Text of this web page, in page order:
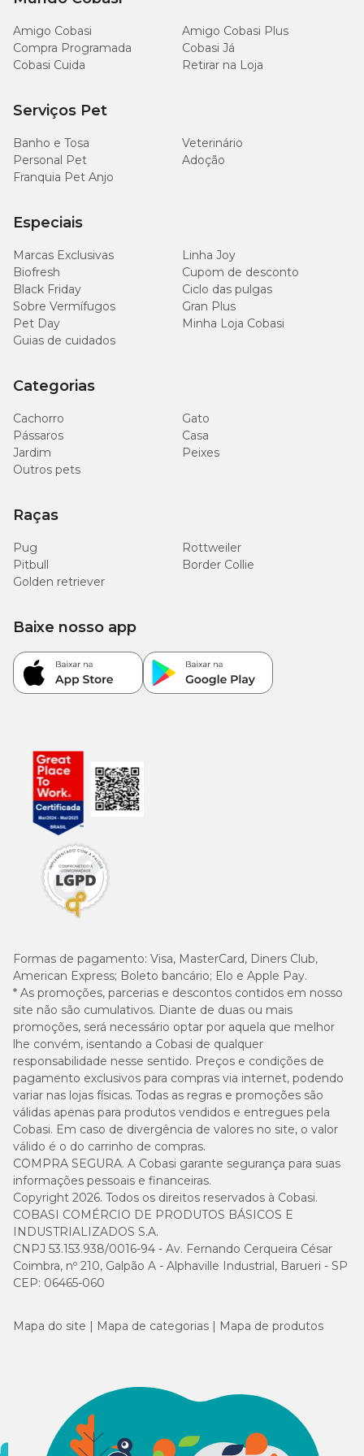
Extrato Etéreo (mín.)
110 g/kg
Matéria Mineral (máx.)
Cálcio (máx.)
(2,20%)
Sódio (mín.)
Ômega 6 (mín.)
Mananoligossacarídeo (MOS) (mín.)
(10,00%)
Energia Metabolizável 4.200kcal/kg
Enriquecimento mínimo por kg
Vitamina A 10.000UI, vitamina D3 750UI, vitamina E 75UI,
vitamina K3 0,5mg, vitamina B1 2mg, vitamina B2 5mg,
vitamina B6 1,5mg, vitamina B12 15mcg, niacina 15mg, colina
1.250mg, ácido fólico 0,3mg, biotina 0,3mg, ácido pantotênico
7mg, cobre 7mg, ferro 40mg, iodo 0,75mg, manganês total
10mg, zinco total 88mg, selênio total 0,12mg.
Peso
Atividade
Física
Moderada
Atividade
Física
Alta
15 kg 245 g
20 kg 305 g 400 g
25 kg 470 g
30 kg 415 g 540 g
35 kg 465 g 605 g
40 kg 515 g 670 g
45 kg
+50 kg 605 g 790 g
Guia para troca de ração
Caso haja necessidade em inserir uma nova ração para seu pet, é
Amigo Cobasi
Amigo Cobasi Plus
Compra Programada
Cobasi Já
Cobasi Cuida
Retirar na Loja
Serviços Pet
Banho e Tosa
Veterinário
Personal Pet
Adoção
Franquia Pet Anjo
Especiais
Marcas Exclusivas
Linha Joy
Biofresh
Cupom de desconto
Black Friday
Ciclo das pulgas
Sobre Vermífugos
Gran Plus
Pet Day
Minha Loja Cobasi
Guias de cuidados
Categorias
Cachorro
Gato
Pássaros
Casa
Jardim
Peixes
Outros pets
Raças
Pug
Rottweiler
Pitbull
Border Collie
Golden retriever
Formas de pagamento: Visa, MasterCard, Diners Club,
American Express; Boleto bancário; Elo e Apple Pay.
* As promoções, parcerias e descontos contidos em nosso
site não são cumulativos. Diante de duas ou mais
promoções, será necessário optar por aquela que melhor
lhe convém, isentando a Cobasi de qualquer
responsabilidade nesse sentido. Preços e condições de
pagamento exclusivos para compras via internet, podendo
variar nas lojas físicas. Todas as regras e promoções são
válidas apenas para produtos vendidos e entregues pela
Cobasi. Em caso de divergência de valores no site, o valor
válido é o do carrinho de compras.
COMPRA SEGURA. A Cobasi garante segurança para suas
informações pessoais e financeiras.
Copyright 2026. Todos os direitos reservados à Cobasi.
COBASI COMÉRCIO DE PRODUTOS BÁSICOS E
INDUSTRIALIZADOS S.A.
CNPJ 53.153.938/0016-94 - Av. Fernando Cerqueira César
Coimbra, nº 210, Galpão A - Alphaville Industrial, Barueri - SP
CEP: 06465-060
Baixe nosso app
Mapa do site Mapa de categorias Mapa de produtos